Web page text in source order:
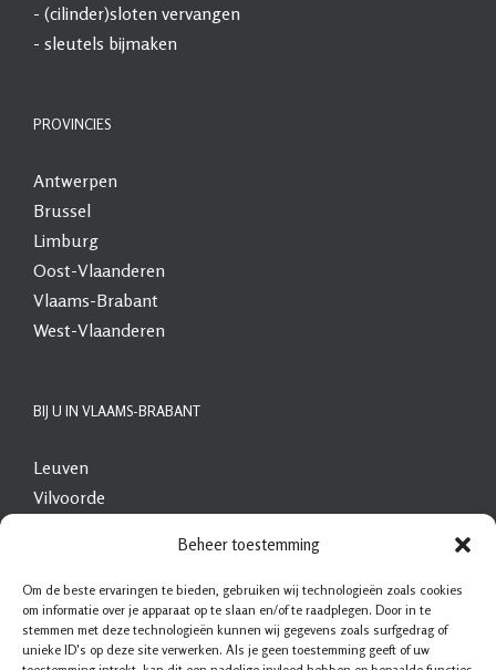
Beheer toestemming
Om de beste ervaringen te bieden, gebruiken wij technologieën zoals cookies
om informatie over je apparaat op te slaan en/of te raadplegen. Door in te
stemmen met deze technologieën kunnen wij gegevens zoals surfgedrag of
unieke ID's op deze site verwerken. Als je geen toestemming geeft of uw
- (cilinder)sloten vervangen
- sleutels bijmaken
PROVINCIES
Antwerpen
Brussel
Limburg
Oost-Vlaanderen
Vlaams-Brabant
West-Vlaanderen
BIJ U IN VLAAMS-BRABANT
Leuven
Vilvoorde
Grimbergen
Sint-Pieters-Leeuw
Tienen